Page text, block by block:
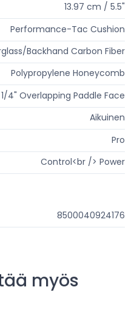
13.97 cm / 5.5"
Performance-Tac Cushion
Backhand Carbon Fiber
Polypropylene Honeycomb
1/4" Overlapping Paddle Face
Aikuinen
Pro
Control<br /> Power
8500040924176
myös